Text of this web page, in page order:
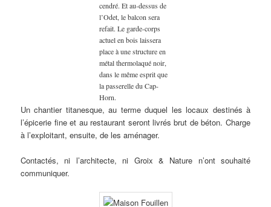
cendré. Et au-dessus de
l’Odet, le balcon sera
refait. Le garde-corps
actuel en bois laissera
place à une structure en
métal thermolaqué noir,
dans le même esprit que
la passerelle du Cap-
Horn.
Un chantier titanesque, au terme duquel les locaux destinés à
l’épicerie fine et au restaurant seront livrés brut de béton. Charge
à l’exploitant, ensuite, de les aménager.
Contactés, ni l’architecte, ni Groix & Nature n’ont souhaité
communiquer.